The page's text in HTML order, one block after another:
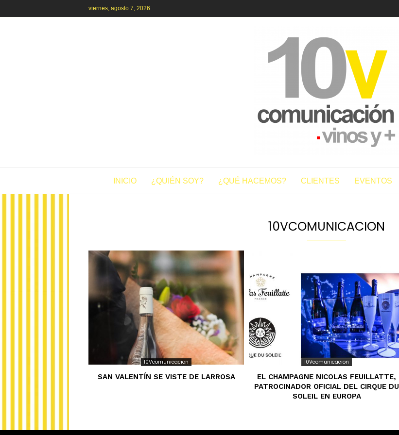
viernes, agosto 7, 2026
INICIO ¿QUIÉN SOY? ¿QUÉ HACEMOS? CLIENTES EVENTOS
10VCOMUNICACION
10Vcomunicacion
SAN VALENTÍN SE VISTE DE LARROSA
10Vcomunicacion
EL CHAMPAGNE NICOLAS FEUILLATTE,
PATROCINADOR OFICIAL DEL CIRQUE DU
SOLEIL EN EUROPA